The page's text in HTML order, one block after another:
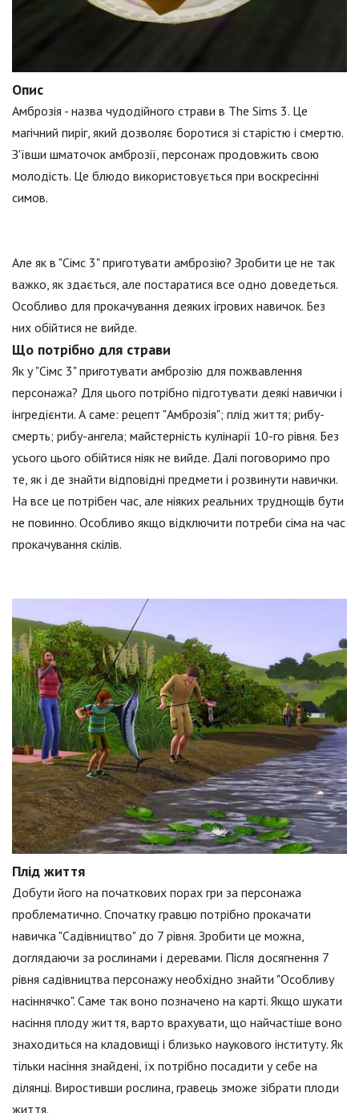
Опис
Амброзія - назва чудодійного страви в The Sims 3. Це
магічний пиріг, який дозволяє боротися зі старістю і смертю.
З'ївши шматочок амброзії, персонаж продовжить свою
молодість. Це блюдо використовується при воскресінні
симов.
Але як в "Сімс 3" приготувати амброзію? Зробити це не так
важко, як здається, але постаратися все одно доведеться.
Особливо для прокачування деяких ігрових навичок. Без
них обійтися не вийде.
Що потрібно для страви
Як у "Сімс 3" приготувати амброзію для пожвавлення
персонажа? Для цього потрібно підготувати деякі навички і
інгредієнти. А саме: рецепт "Амброзія"; плід життя; рибу-
смерть; рибу-ангела; майстерність кулінарії 10-го рівня. Без
усього цього обійтися ніяк не вийде. Далі поговоримо про
те, як і де знайти відповідні предмети і розвинути навички.
На все це потрібен час, але ніяких реальних труднощів бути
не повинно. Особливо якщо відключити потреби сіма на час
прокачування скілів.
Плід життя
Добути його на початкових порах гри за персонажа
проблематично. Спочатку гравцю потрібно прокачати
навичка "Садівництво" до 7 рівня. Зробити це можна,
доглядаючи за рослинами і деревами. Після досягнення 7
рівня садівництва персонажу необхідно знайти "Особливу
насіннячко". Саме так воно позначено на карті. Якщо шукати
насіння плоду життя, варто врахувати, що найчастіше воно
знаходиться на кладовищі і близько наукового інституту. Як
тільки насіння знайдені, їх потрібно посадити у себе на
ділянці. Виростивши рослина, гравець зможе зібрати плоди
життя.